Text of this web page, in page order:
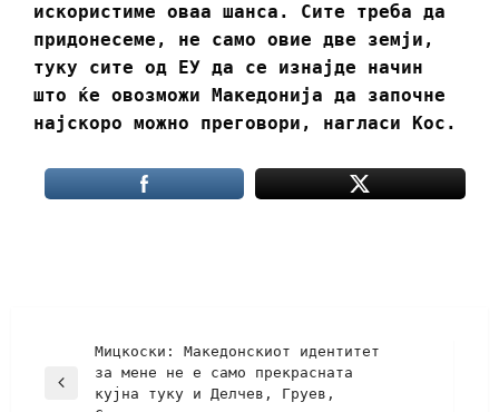
искористиме оваа шанса. Сите треба да
придонесеме, не само овие две земји,
туку сите од ЕУ да се изнајде начин
што ќе овозможи Македонија да започне
најскоро можно преговори, нагласи Кос.
Мицкоски: Македонскиот идентитет
за мене не е само прекрасната
кујна туку и Делчев, Груев,